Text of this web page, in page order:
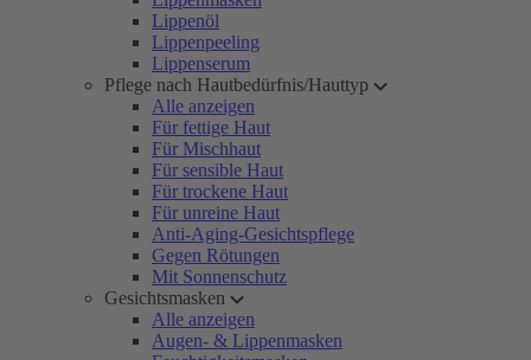
Lippenöl
Lippenpeeling
Lippenserum
Pflege nach Hautbedürfnis/Hauttyp
Alle anzeigen
Für fettige Haut
Für Mischhaut
Für sensible Haut
Für trockene Haut
Für unreine Haut
Anti-Aging-Gesichtspflege
Gegen Rötungen
Mit Sonnenschutz
Gesichtsmasken
Alle anzeigen
Augen- & Lippenmasken